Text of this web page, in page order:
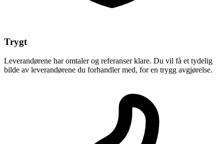
Trygt
Leverandørene har omtaler og referanser klare. Du vil få et tydelig
bilde av leverandørene du forhandler med, for en trygg avgjørelse.